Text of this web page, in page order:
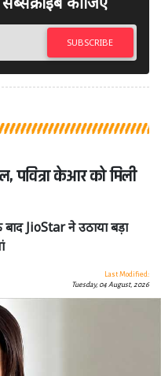
SUBSCRIBE
केआर को मिली
बाद JioStar ने उठाया बड़ा
Last Modified:
Tuesday, 04 August, 2026